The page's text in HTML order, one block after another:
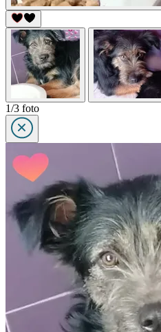
1/3 foto